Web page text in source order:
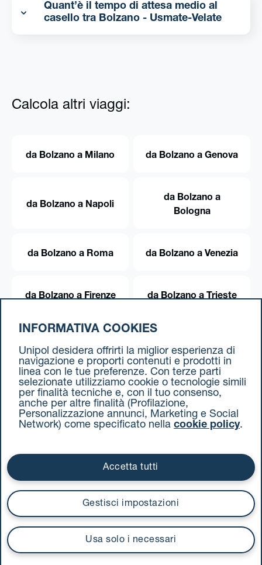
Quant’è il tempo di attesa medio al
casello tra Bolzano - Usmate-Velate
Calcola altri viaggi:
da Bolzano a Milano da Bolzano a Genova
da Bolzano a Napoli
da Bolzano a
Bologna
da Bolzano a Roma da Bolzano a Venezia
da Bolzano a Firenze da Bolzano a Trieste
Documenti contrattuali
Via Stalingrado 37 - 40128 Bologna
Tel 051 5077111 - Fax 051 375349
unipolmove@pec.unipol.it
C.F. 03506831209 e P. IVA 03740811207 R.E.A. 524585
UnipolTech S.p.A.
I prezzi si intendono compresi di IVA
INFORMATIVA COOKIES
Unipol desidera offrirti la miglior esperienza di
navigazione e proporti contenuti e prodotti in
linea con le tue preferenze. Con terze parti
selezionate utilizziamo cookie o tecnologie simili
per finalità tecniche e, con il tuo consenso,
anche per altre finalità (Profilazione,
Personalizzazione annunci, Marketing e Social
Network) come specificato nella cookie policy.
Usa solo i necessari
Gestisci impostazioni
Accetta tutti